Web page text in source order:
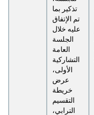
تذكير بما
تم الإتفاق
عليه خلال
الجلسة
العامة
التشاركية
الأولى،
عرض
خريطة
التقسيم
الترابي،